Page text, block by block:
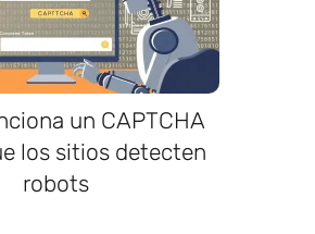
un CAPTCHA
los sitios detecten
robots